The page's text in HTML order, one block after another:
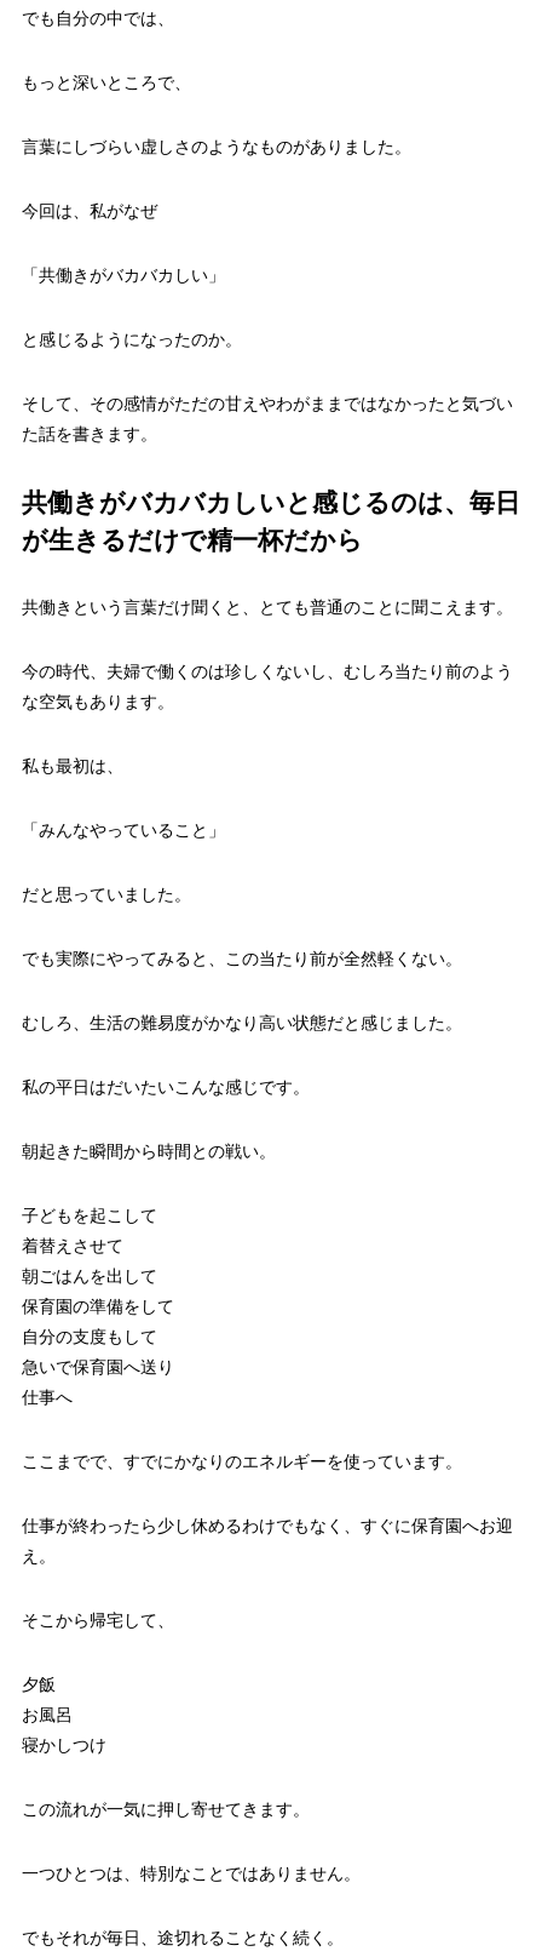
でも自分の中では、
もっと深いところで、
言葉にしづらい虚しさのようなものがありました。
今回は、私がなぜ
「共働きがバカバカしい」
と感じるようになったのか。
そして、その感情がただの甘えやわがままではなかったと気づい
た話を書きます。
共働きがバカバカしいと感じるのは、毎日
が生きるだけで精一杯だから
共働きという言葉だけ聞くと、とても普通のことに聞こえます。
今の時代、夫婦で働くのは珍しくないし、むしろ当たり前のよう
な空気もあります。
私も最初は、
「みんなやっていること」
だと思っていました。
でも実際にやってみると、この当たり前が全然軽くない。
むしろ、生活の難易度がかなり高い状態だと感じました。
私の平日はだいたいこんな感じです。
朝起きた瞬間から時間との戦い。
子どもを起こして
着替えさせて
朝ごはんを出して
保育園の準備をして
自分の支度もして
急いで保育園へ送り
仕事へ
ここまでで、すでにかなりのエネルギーを使っています。
仕事が終わったら少し休めるわけでもなく、すぐに保育園へお迎
え。
そこから帰宅して、
夕飯
お風呂
寝かしつけ
この流れが一気に押し寄せてきます。
一つひとつは、特別なことではありません。
でもそれが毎日、途切れることなく続く。